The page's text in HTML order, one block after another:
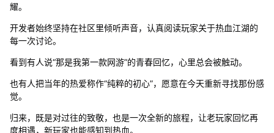
耀。
开发者始终坚持在社区里倾听声音，认真阅读玩家关于热血江湖的
每一次讨论。
看到有人说“那是我第一款网游”的青春回忆，心里总会被触动。
也有人把当年的热爱称作“纯粹的初心”，愿意在今天重新寻找那份感
觉。
归来，既是对过往的致敬，也是一次全新的旅程，让老玩家回忆再
度相遇，新玩家也能感知到热血。